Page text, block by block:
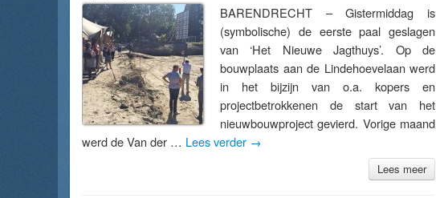
BARENDRECHT – Gistermiddag is
(symbolische) de eerste paal geslagen
van ‘Het Nieuwe Jagthuys’. Op de
bouwplaats aan de Lindehoevelaan werd
in het bijzijn van o.a. kopers en
projectbetrokkenen de start van het
nieuwbouwproject gevierd. Vorige maand
werd de Van der … Lees verder →
Lees meer